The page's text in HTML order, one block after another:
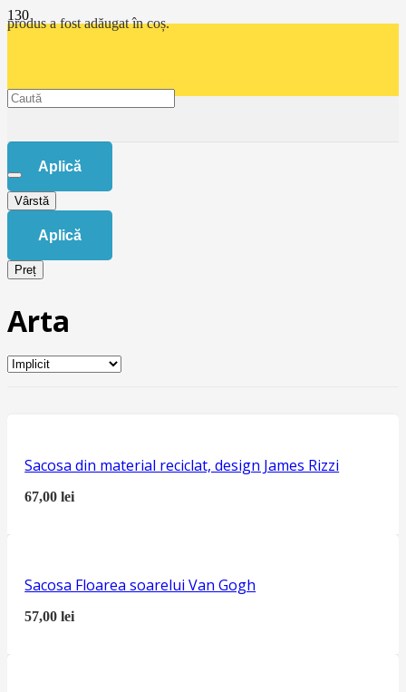
produsa fost adăugat în coș.
Aplică
Vârstă
Aplică
Preț
Arta
Sacosa din material reciclat, design James Rizzi
67,00lei
Sacosa Floarea soarelui Van Gogh
57,00lei